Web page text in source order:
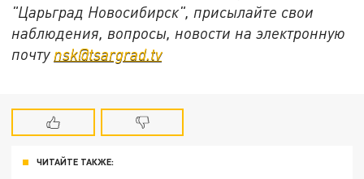
"Царьград Новосибирск", присылайте свои
наблюдения, вопросы, новости на электронную
почту nsk@tsargrad.tv
ЧИТАЙТЕ ТАКЖЕ: